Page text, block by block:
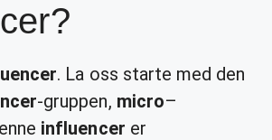
. La oss starte med den
-gruppen, micro–
influencer er